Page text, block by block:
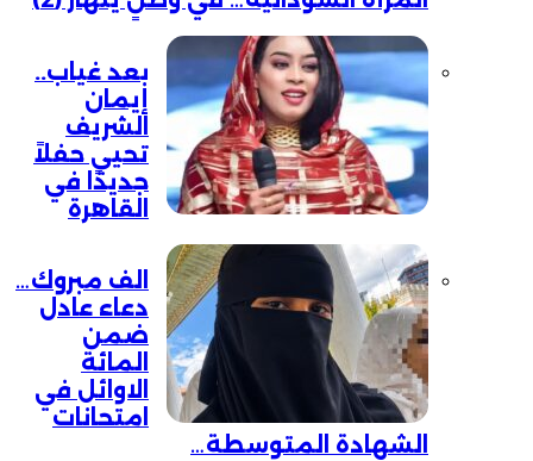
بعد غياب..
إيمان
الشريف
تحيي حفلاً
جديدًا في
القاهرة
الف مبروك…
دعاء عادل
ضمن
المائة
الاوائل في
امتحانات
الشهادة المتوسطة…